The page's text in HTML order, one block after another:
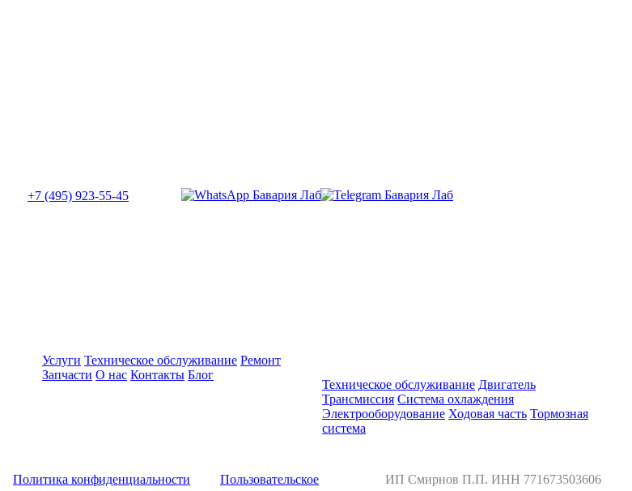
+7 (495) 923-55-45
Услуги Техническое обслуживание Ремонт
Запчасти О нас Контакты Блог
Техническое обслуживание Двигатель
Трансмиссия Система охлаждения
Электрооборудование Ходовая часть Тормозная
система
Политика конфиденциальности
Пользовательское
ИП Смирнов П.П. ИНН 771673503606